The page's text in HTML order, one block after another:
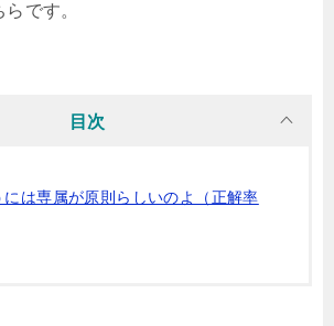
です。
目次
には専属が原則らしいのよ（正解率